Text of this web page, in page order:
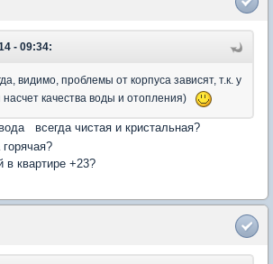
- 09:34:
видимо, проблемы от корпуса зависят, т.к. у
насчет качества воды и отопления)
всегда чистая и кристальная?
в квартире +23?